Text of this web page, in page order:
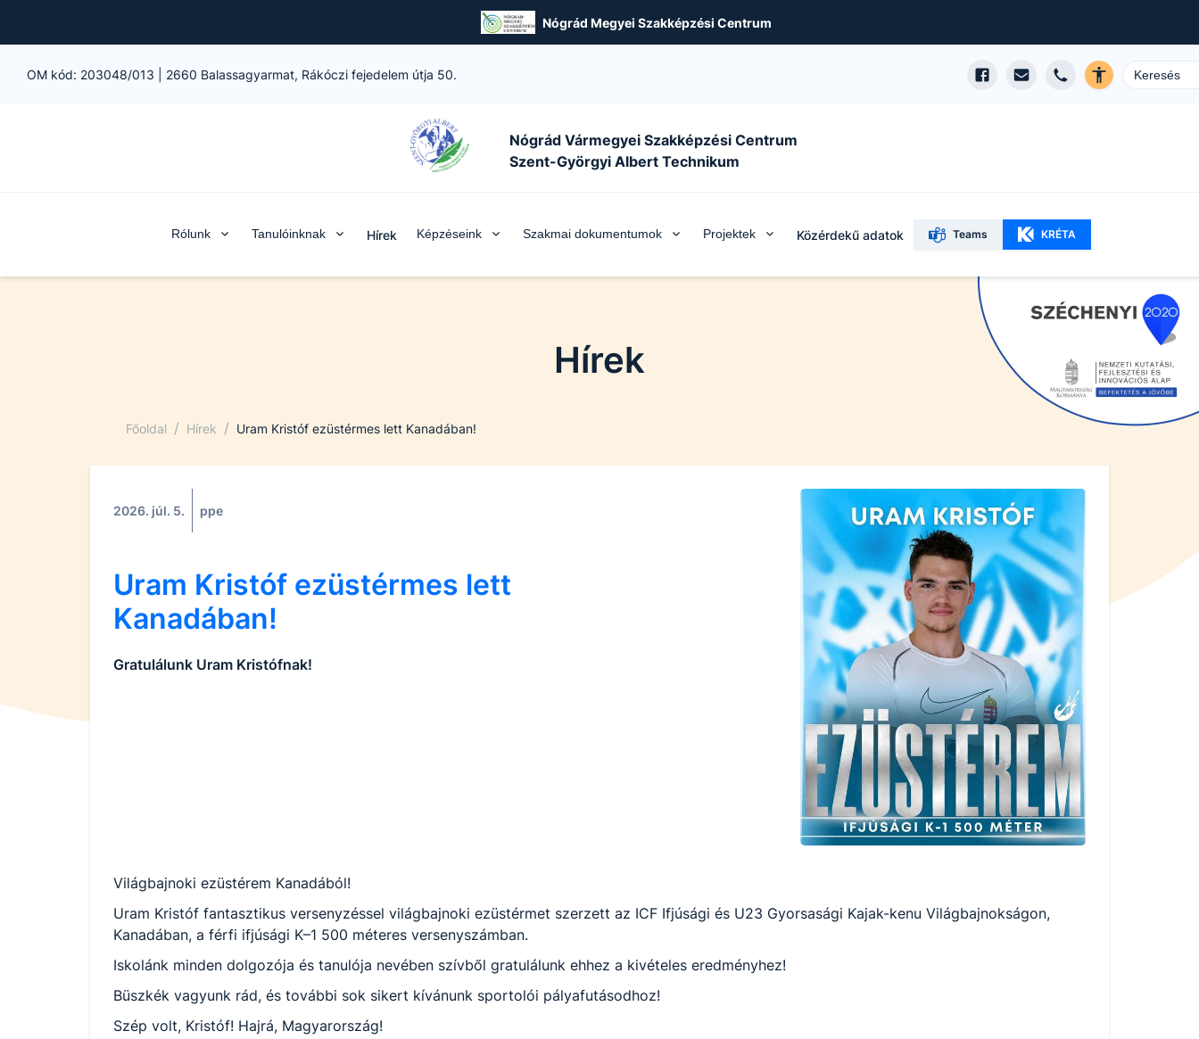
Nógrád Megyei Szakképzési Centrum
OM kód: 203048/013 2660 Balassagyarmat, Rákóczi fejedelem útja 50.
Nógrád Vármegyei Szakképzési Centrum
Szent-Györgyi Albert Technikum
Rólunk Tanulóinknak Hírek Képzéseink Szakmai dokumentumok Projektek Közérdekű adatok Teams KRÉTA
Hírek
Főoldal / Hírek / Uram Kristóf ezüstérmes lett Kanadában!
2026. júl. 5. ppe
Uram Kristóf ezüstérmes lett
Kanadában!
Gratulálunk Uram Kristófnak!
Világbajnoki ezüstérem Kanadából!
Uram Kristóf fantasztikus versenyzéssel világbajnoki ezüstérmet szerzett az ICF Ifjúsági és U23 Gyorsasági Kajak-kenu Világbajnokságon,
Kanadában, a férfi ifjúsági K–1 500 méteres versenyszámban.
Iskolánk minden dolgozója és tanulója nevében szívből gratulálunk ehhez a kivételes eredményhez!
Büszkék vagyunk rád, és további sok sikert kívánunk sportolói pályafutásodhoz!
Szép volt, Kristóf! Hajrá, Magyarország!